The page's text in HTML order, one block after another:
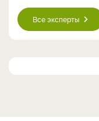
Все эксперты